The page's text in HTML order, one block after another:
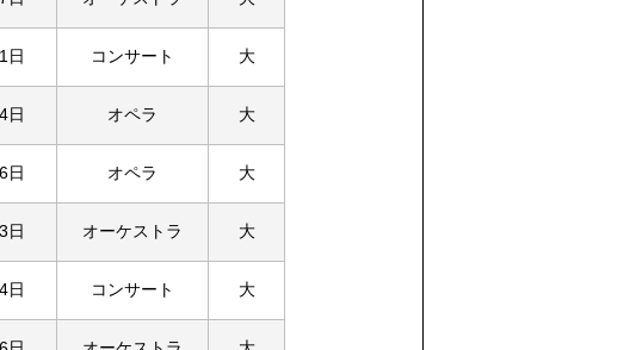
日 コンサート 大
日 オペラ 大
日 オペラ 大
日 オーケストラ 大
日 コンサート 大